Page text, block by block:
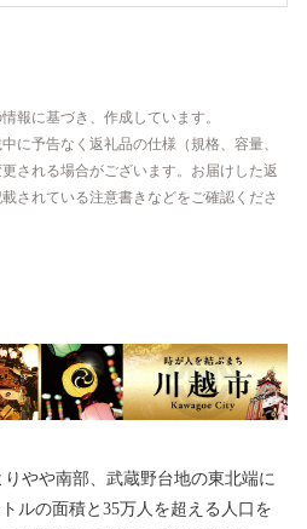
報に基づき、作成しています。
に予告なく返礼品の仕様（規格、容量、
される場合がございます。お届けした返
されている注意書きなどをご確認くださ
やや南部、武蔵野台地の東北端に
ルの面積と35万人を超える人口を